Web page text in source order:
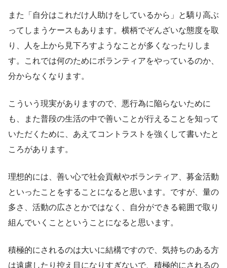
また「自分はこれだけ人助けをしているから」と驕り高ぶ
ってしまうケースもあります。横柄でぞんざいな態度を取
り、人を上から見下ろすようなことが多くなったりしま
す。これでは何のためにボランティアをやっているのか、
分からなくなります。
こういう現実がありますので、悪行為に陥らないために
も、また普段の生活の中で善いことが行えることを知って
いただくために、あえてコントラストを強くして書いたと
ころがあります。
理想的には、善い心で社会貢献やボランティア、募金活動
といったことをすることになると思います。ですが、量の
多さ、活動の広さとかではなく、自分ができる範囲で取り
組んでいくことということになると思います。
積極的にされるのは大いに結構ですので、気持ちのある方
は遠慮したり控え目になりすぎないで、積極的にされるの